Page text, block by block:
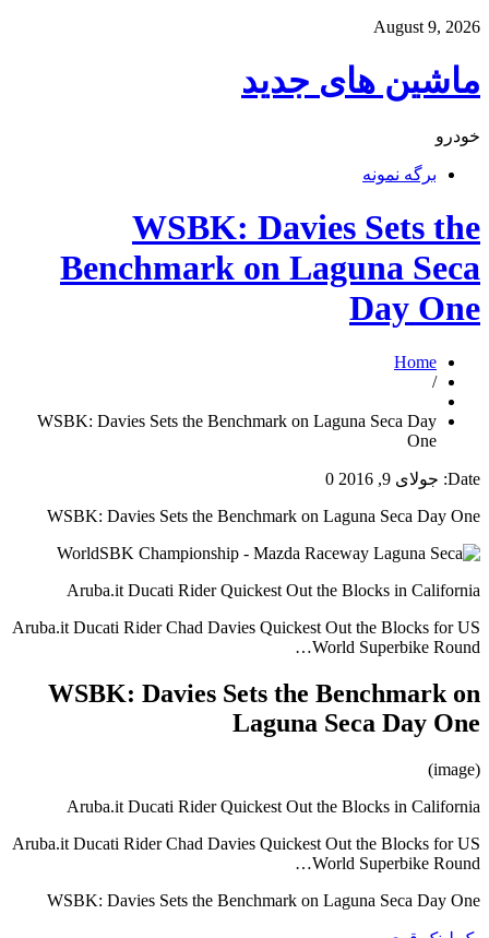
August 9, 2026
ماشین های جدید
خودرو
برگه نمونه
WSBK: Davies Sets the
Benchmark on Laguna Seca
Day One
Home
/
WSBK: Davies Sets the Benchmark on Laguna Seca Day
One
Date: جولای 9, 2016
0
WSBK: Davies Sets the Benchmark on Laguna Seca Day One
Aruba.it Ducati Rider Quickest Out the Blocks in California
Aruba.it Ducati Rider Chad Davies Quickest Out the Blocks for US
World Superbike Round…
WSBK: Davies Sets the Benchmark on
Laguna Seca Day One
(image)
Aruba.it Ducati Rider Quickest Out the Blocks in California
Aruba.it Ducati Rider Chad Davies Quickest Out the Blocks for US
World Superbike Round…
WSBK: Davies Sets the Benchmark on Laguna Seca Day One